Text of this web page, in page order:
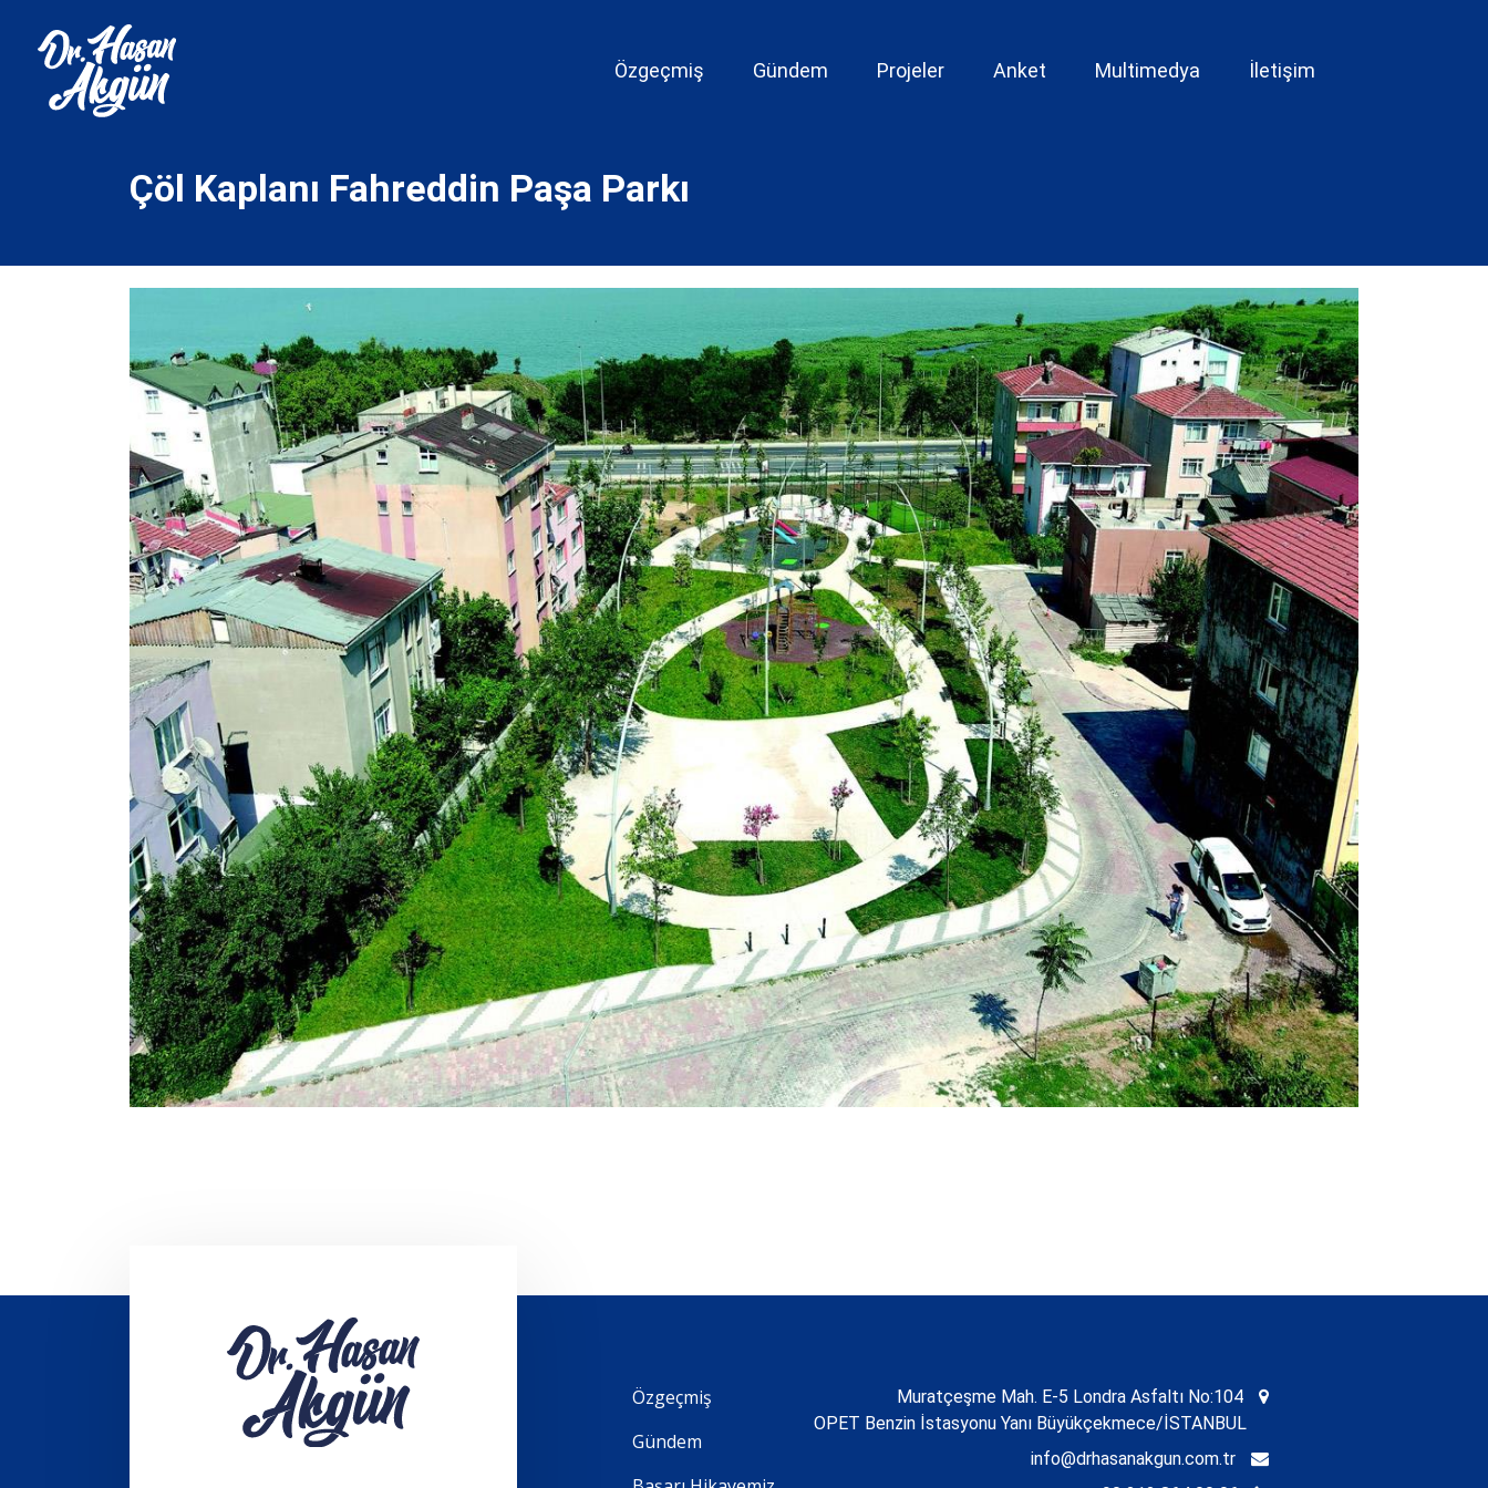
Özgeçmiş Gündem Projeler Anket Multimedya İletişim
Çöl Kaplanı Fahreddin Paşa Parkı
Özgeçmiş
Gündem
Muratçeşme Mah. E-5 Londra Asfaltı No:104
OPET Benzin İstasyonu Yanı Büyükçekmece/İSTANBUL
info@drhasanakgun.com.tr